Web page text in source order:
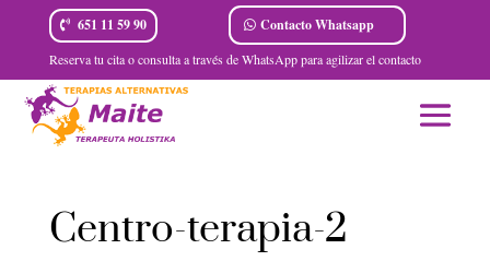
651 11 59 90 Contacto Whatsapp
Reserva tu cita o consulta a través de WhatsApp para agilizar el contacto
Centro-terapia-2